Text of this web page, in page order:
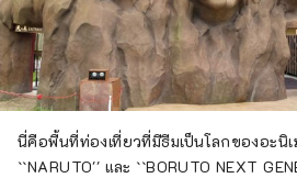
นี่คือพื้นที่ท่องเที่ยวที่มีธีมเป็นโลกของอะนิ
``NARUTO'' และ ``BORUTO NEXT